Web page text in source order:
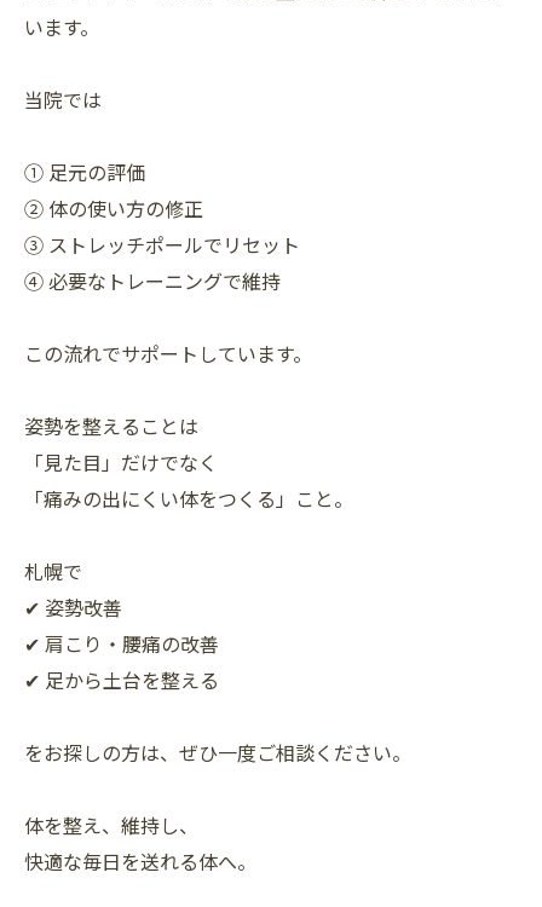
います。
当院では
① 足元の評価
② 体の使い方の修正
③ ストレッチポールでリセット
④ 必要なトレーニングで維持
この流れでサポートしています。
姿勢を整えることは
「見た目」だけでなく
「痛みの出にくい体をつくる」こと。
札幌で
✔ 姿勢改善
✔ 肩こり・腰痛の改善
✔ 足から土台を整える
をお探しの方は、ぜひ一度ご相談ください。
体を整え、維持し、
快適な毎日を送れる体へ。